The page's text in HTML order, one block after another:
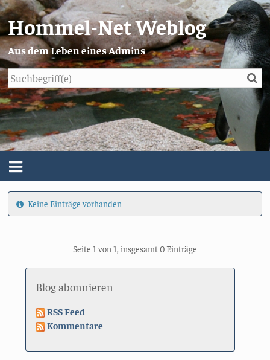
Hommel-Net Weblog
Aus dem Leben eines Admins
Menü
Blog
Über mich
Keine Einträge vorhanden
Seite 1 von 1, insgesamt 0 Einträge
Blog abonnieren
RSS Feed
Kommentare